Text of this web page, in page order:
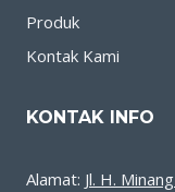
Produk
Kontak Kami
KONTAK INFO
Alamat: Jl. H.